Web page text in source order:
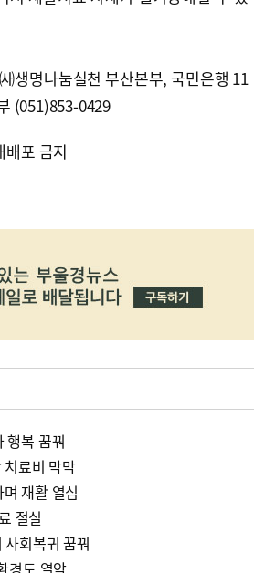
생명나눔실천 부산본부, 국민은행 11
(051)853-0429
포 금지
행복 꿈꿔
료비 막막
재활 열심
절실
회복귀 꿈꿔
경도 열악